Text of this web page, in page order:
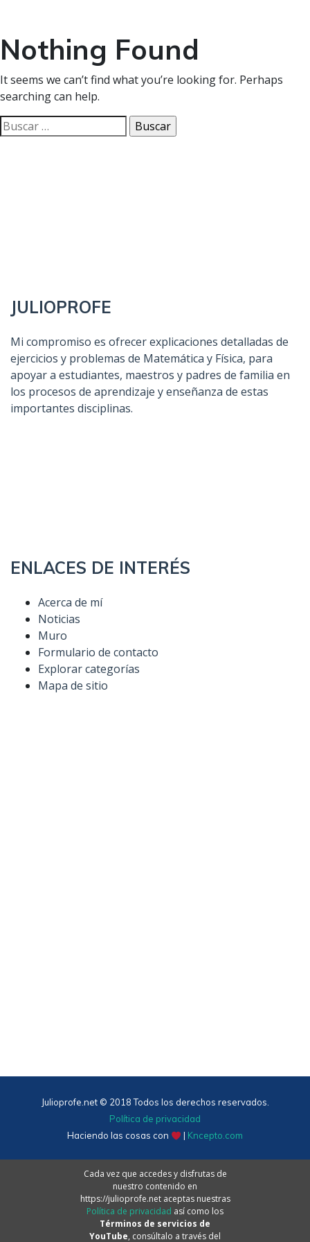
Nothing Found
It seems we can’t find what you’re looking for. Perhaps
searching can help.
Buscar:
JULIOPROFE
Mi compromiso es ofrecer explicaciones detalladas de
ejercicios y problemas de Matemática y Física, para
apoyar a estudiantes, maestros y padres de familia en
los procesos de aprendizaje y enseñanza de estas
importantes disciplinas.
ENLACES DE INTERÉS
Acerca de mí
Noticias
Muro
Formulario de contacto
Explorar categorías
Mapa de sitio
Julioprofe.net © 2018 Todos los derechos reservados.
Política de privacidad
Haciendo las cosas con
| Kncepto.com
Cada vez que accedes y disfrutas de
nuestro contenido en
https://julioprofe.net aceptas nuestras
Política de privacidad así como los
Términos de servicios de
YouTube, consúltalo a través del